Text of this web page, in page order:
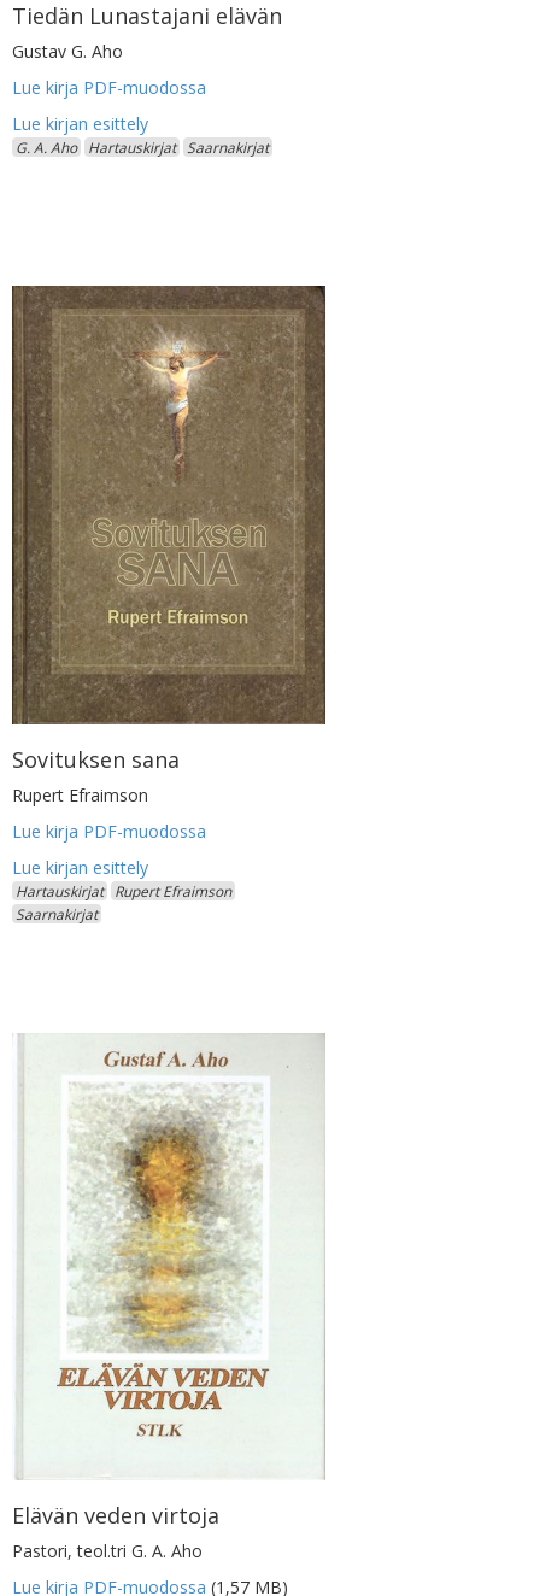
Tiedän Lunastajani elävän
Gustav G. Aho
Lue kirja PDF-muodossa
G. A. Aho Hartauskirjat Saarnakirjat
Sovituksen sana
Rupert Efraimson
Lue kirja PDF-muodossa
Hartauskirjat
Rupert Efraimson
Saarnakirjat
Elävän veden virtoja
Pastori, teol.tri G. A. Aho
Lue kirja PDF-muodossa (1,57 MB)